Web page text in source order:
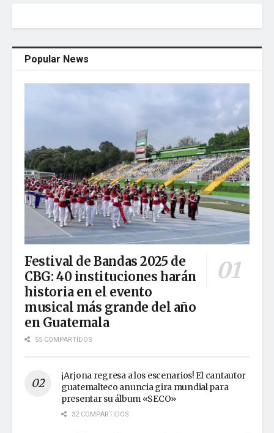
Popular News
Festival de Bandas 2025 de
CBG: 40 instituciones harán
historia en el evento
musical más grande del año
en Guatemala
55 COMPARTIDOS
¡Arjona regresa a los escenarios! El cantautor
guatemalteco anuncia gira mundial para
presentar su álbum «SECO»
32 COMPARTIDOS